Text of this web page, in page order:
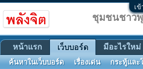
เ
ชุมชนชาว
หน้าแรก เว็บบอร์ด
ค้นหาในเว็บบอร์ด เรื่องเด่น กระทู้และ
มีอะไรใหม่